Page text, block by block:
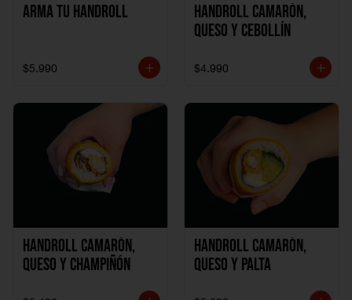
Arma tu handroll
$5.990
Handroll Camarón,
Queso y Cebollín
$4.990
Handroll Camarón,
Queso y Champiñón
Handroll Camarón,
Queso y Palta